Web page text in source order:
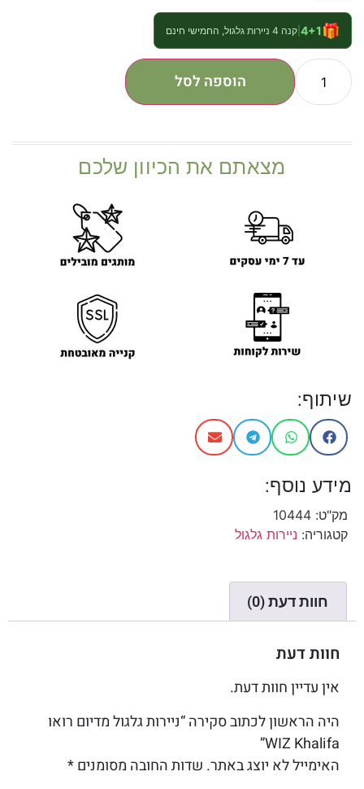
🎁
4+1 קנה 4 ניירות גלגול, החמישי חינם
הוספה לסל
מצאתם את הכיוון שלכם
שיתוף:
מידע נוסף:
מק"ט: 10444
קטגוריה: ניירות גלגול
חוות דעת (0)
חוות דעת
אין עדיין חוות דעת.
היה הראשון לכתוב סקירה “ניירות גלגול מדיום רואו
WIZ Khalifa”
האימייל לא יוצג באתר. שדות החובה מסומנים*